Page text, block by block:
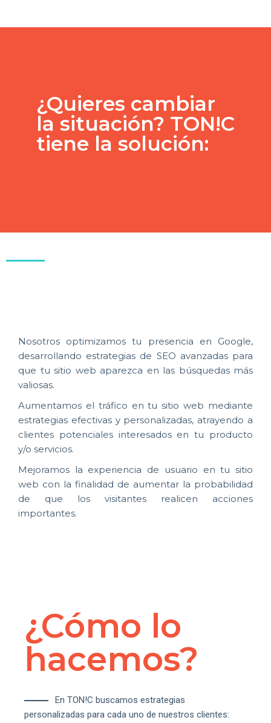
¿Quieres cambiar
la situación? TON!C
tiene la solución:
Nosotros optimizamos tu presencia en Google,
desarrollando estrategias de SEO avanzadas para
que tu sitio web aparezca en las búsquedas más
valiosas.
Aumentamos el tráfico en tu sitio web mediante
estrategias efectivas y personalizadas, atrayendo a
clientes potenciales interesados en tu producto
y/o servicios.
Mejoramos la experiencia de usuario en tu sitio
web con la finalidad de aumentar la probabilidad
de que los visitantes realicen acciones
importantes.
¿Cómo lo
hacemos?
En TON!C buscamos estrategias
personalizadas para cada uno de nuestros clientes: